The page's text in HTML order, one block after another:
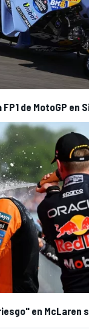
de MotoGP en
en McLaren